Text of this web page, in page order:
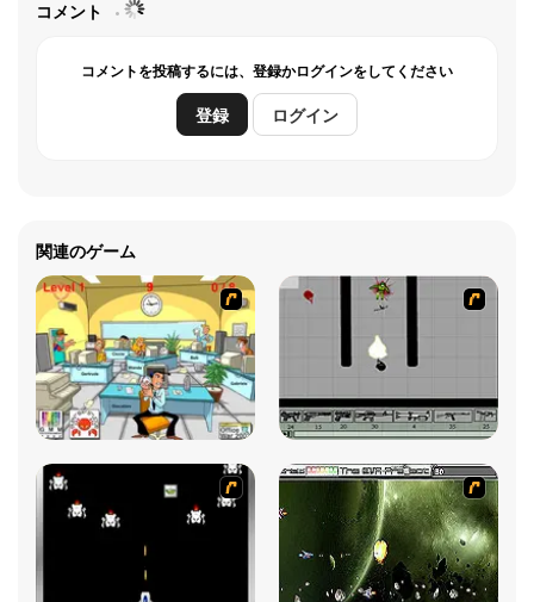
コメント
コメントを投稿するには、登録かログインをしてください
登録 ログイン
関連のゲーム